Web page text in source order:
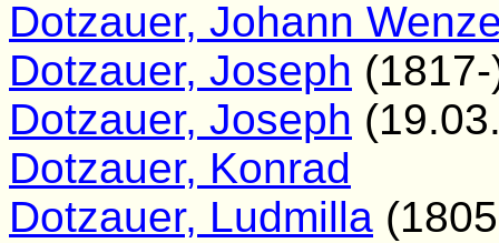
Dotzauer, Johann
Dotzauer, Joseph
Dotzauer, Joseph
Dotzauer, Konrad
Dotzauer, Ludmilla